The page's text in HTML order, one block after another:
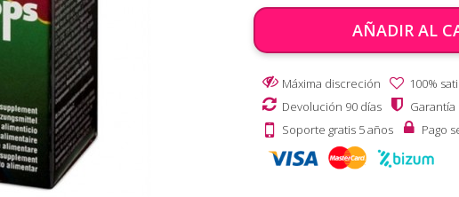
AÑADIR AL
Máxima discreción
100%
Devolución 90 días
Garantía
Soporte gratis 5 años
Pago